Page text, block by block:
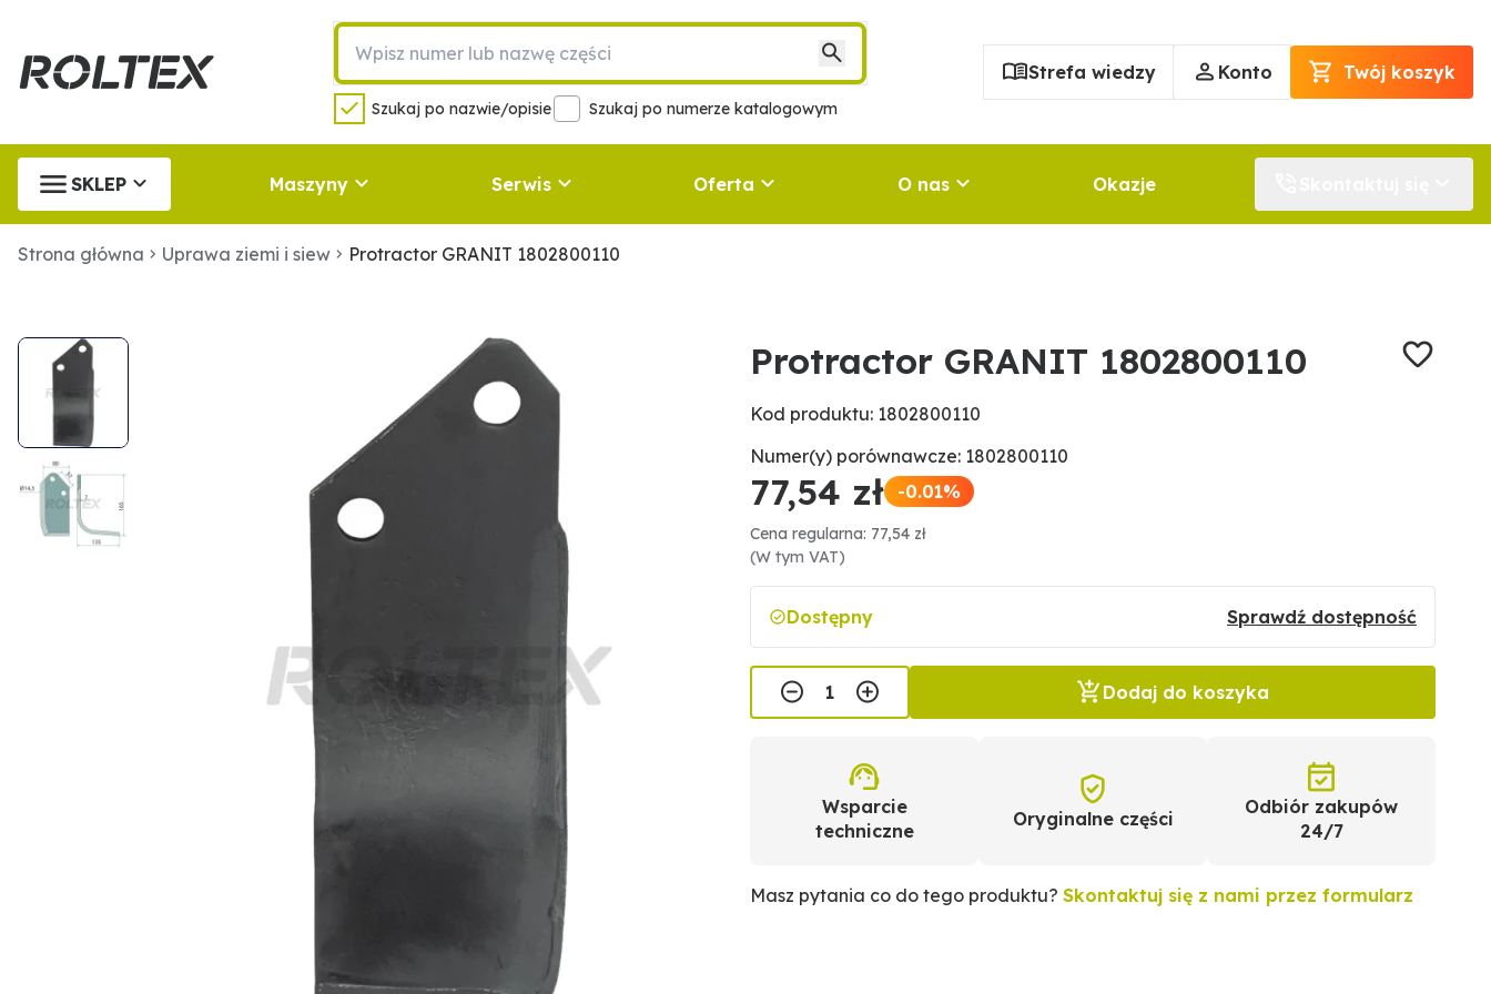
Szukaj po nazwie/opisie Szukaj po numerze katalogowym
Strefa wiedzy Konto Twój koszyk
SKLEP Maszyny Serwis Oferta O nas Okazje
Strona główna Uprawa ziemi i siew Protractor GRANIT 1802800110
Protractor GRANIT 1802800110
Kod produktu: 1802800110
Numer(y) porównawcze: 1802800110
77,54 zł -0.01%
Cena regularna: 77,54 zł
(W tym VAT)
Dostępny Sprawdź dostępność
Dodaj do koszyka
Wsparcie
techniczne
Oryginalne części
Odbiór zakupów
24/7
Masz pytania co do tego produktu? Skontaktuj się z nami przez formularz